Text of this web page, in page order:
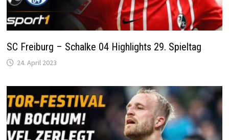
SC Freiburg – Schalke 04 Highlights 29. Spieltag
24. April 2023